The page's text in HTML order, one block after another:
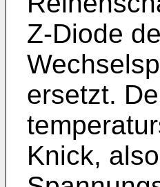
Z-Diode
ersetzt.
Knick,